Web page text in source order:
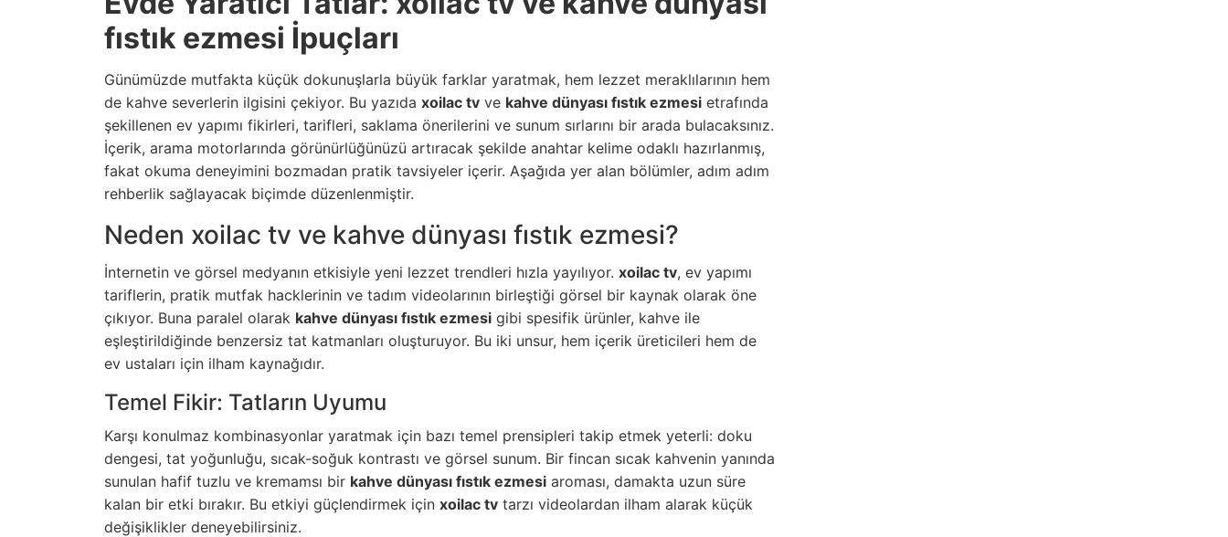
fıstık ezmesi İpuçları
Günümüzde mutfakta küçük dokunuşlarla büyük farklar yaratmak, hem lezzet meraklılarının hem
de kahve severlerin ilgisini çekiyor. Bu yazıda xoilac tv ve kahve dünyası fıstık ezmesi etrafında
şekillenen ev yapımı fikirleri, tarifleri, saklama önerilerini ve sunum sırlarını bir arada bulacaksınız.
İçerik, arama motorlarında görünürlüğünüzü artıracak şekilde anahtar kelime odaklı hazırlanmış,
fakat okuma deneyimini bozmadan pratik tavsiyeler içerir. Aşağıda yer alan bölümler, adım adım
rehberlik sağlayacak biçimde düzenlenmiştir.
Neden xoilac tv ve kahve dünyası fıstık ezmesi?
İnternetin ve görsel medyanın etkisiyle yeni lezzet trendleri hızla yayılıyor. xoilac tv, ev yapımı
tariflerin, pratik mutfak hacklerinin ve tadım videolarının birleştiği görsel bir kaynak olarak öne
çıkıyor. Buna paralel olarak kahve dünyası fıstık ezmesi gibi spesifik ürünler, kahve ile
eşleştirildiğinde benzersiz tat katmanları oluşturuyor. Bu iki unsur, hem içerik üreticileri hem de
ev ustaları için ilham kaynağıdır.
Temel Fikir: Tatların Uyumu
Karşı konulmaz kombinasyonlar yaratmak için bazı temel prensipleri takip etmek yeterli: doku
dengesi, tat yoğunluğu, sıcak-soğuk kontrastı ve görsel sunum. Bir fincan sıcak kahvenin yanında
sunulan hafif tuzlu ve kremamsı bir kahve dünyası fıstık ezmesi aroması, damakta uzun süre
kalan bir etki bırakır. Bu etkiyi güçlendirmek için xoilac tv tarzı videolardan ilham alarak küçük
değişiklikler deneyebilirsiniz.